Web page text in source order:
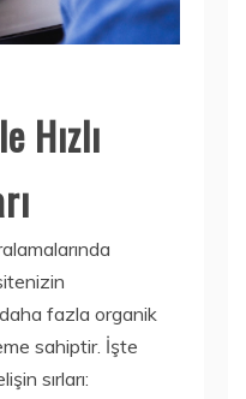
Hızlı
fazla organik
sahiptir. İşte
sırları: